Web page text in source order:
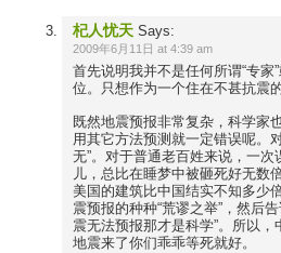
杞人忧天 Says:
2009年6月11日 at 4:39 am
首先说明我并不是任何所谓“专家
位。只想作为一个住在不甚抗震
既然地震预报非常复杂，科学家
用其它方法预测就一定错误呢。
无”。对于普通老百姓来说，一
儿，总比在睡梦中被砸死好无数倍
美国的建筑比中国结实不知多少
震预报的种种“荒谬之举”，然后
震无法预报那才是科学”。所以
地震来了你们乖乖等死就好。